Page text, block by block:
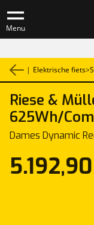
Menu
| Elektrische fiets>
Riese &
625Wh/
Dames Dynamic
5.192,90